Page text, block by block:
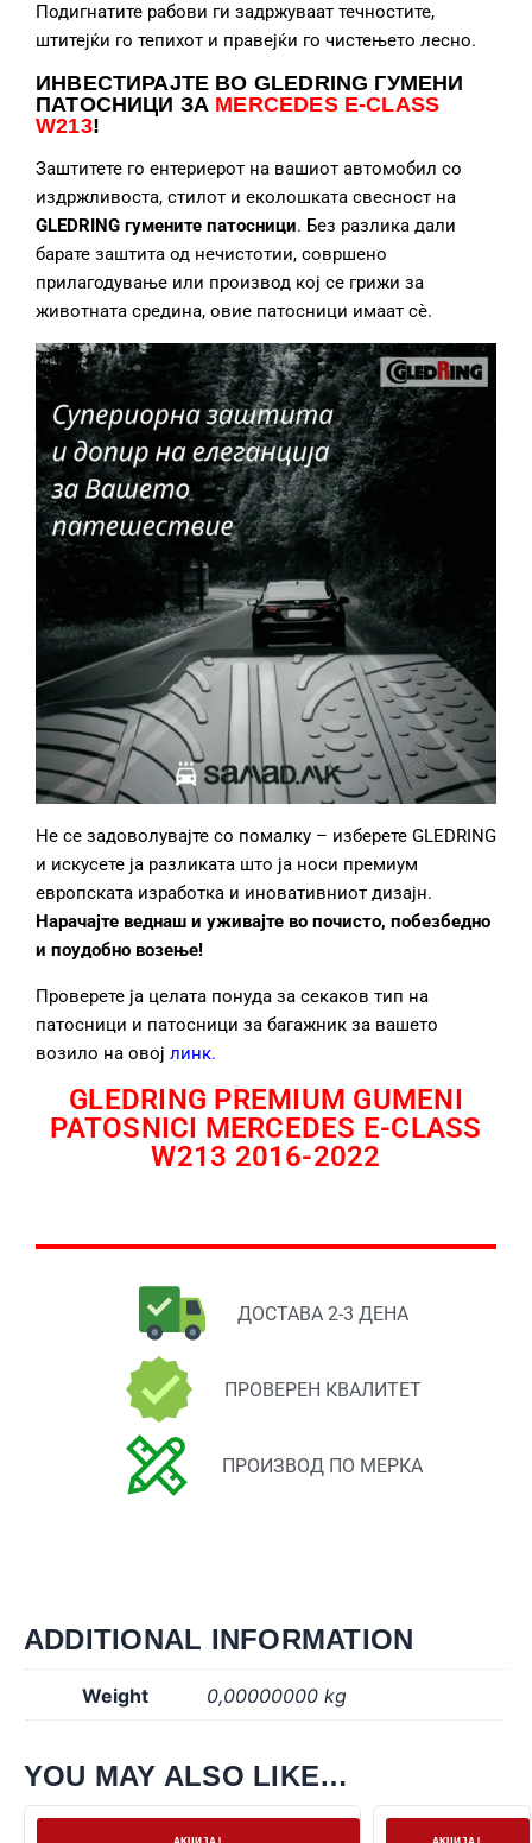
Подигнатите рабови ги задржуваат течностите,
штитејќи го тепихот и правејќи го чистењето лесно.
ИНВЕСТИРАЈТЕ ВО GLEDRING ГУМЕНИ
ПАТОСНИЦИ ЗА MERCEDES E-CLASS
W213!
Заштитете го ентериерот на вашиот автомобил со
издржливоста, стилот и еколошката свесност на
GLEDRING гумените патосници. Без разлика дали
барате заштита од нечистотии, совршено
прилагодување или производ кој се грижи за
животната средина, овие патосници имаат сè.
Не се задоволувајте со помалку – изберете GLEDRING
и искусете ја разликата што ја носи премиум
европската изработка и иновативниот дизајн.
Нарачајте веднаш и уживајте во почисто, побезбедно
и поудобно возење!
Проверете ја целата понуда за секаков тип на
патосници и патосници за багажник за вашето
возило на овој линк.
GLEDRING PREMIUM GUMENI
PATOSNICI MERCEDES E-CLASS
W213 2016-2022
ДОСТАВА 2-3 ДЕНА
ПРОВЕРЕН КВАЛИТЕТ
ПРОИЗВОД ПО МЕРКА
ADDITIONAL INFORMATION
Weight 0,00000000 kg
YOU MAY ALSO LIKE…